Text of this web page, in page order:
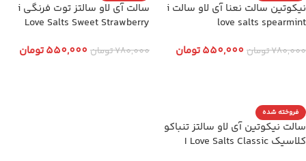
نیکوتین سالت نعنا آی لاو سالت i
love salts spearmint
780,000تومان 550,000تومان
سالت آی لاو سالتز توت فرنگی i
Love Salts Sweet Strawberry
780,000تومان 550,000تومان
فروخته شده
سالت نیکوتین آی لاو سالتز تنباکو
کلاسیک I Love Salts Classic